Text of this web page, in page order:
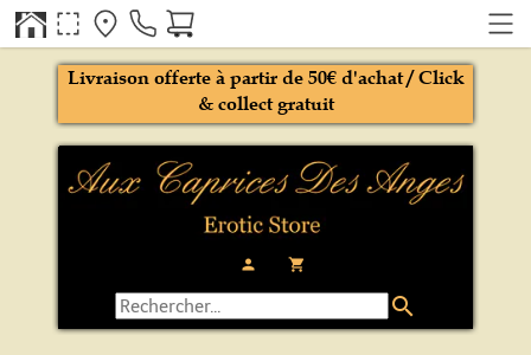
person local_grocery_store
Livraison offerte à partir de 50€ d'achat / Click
& collect gratuit
search